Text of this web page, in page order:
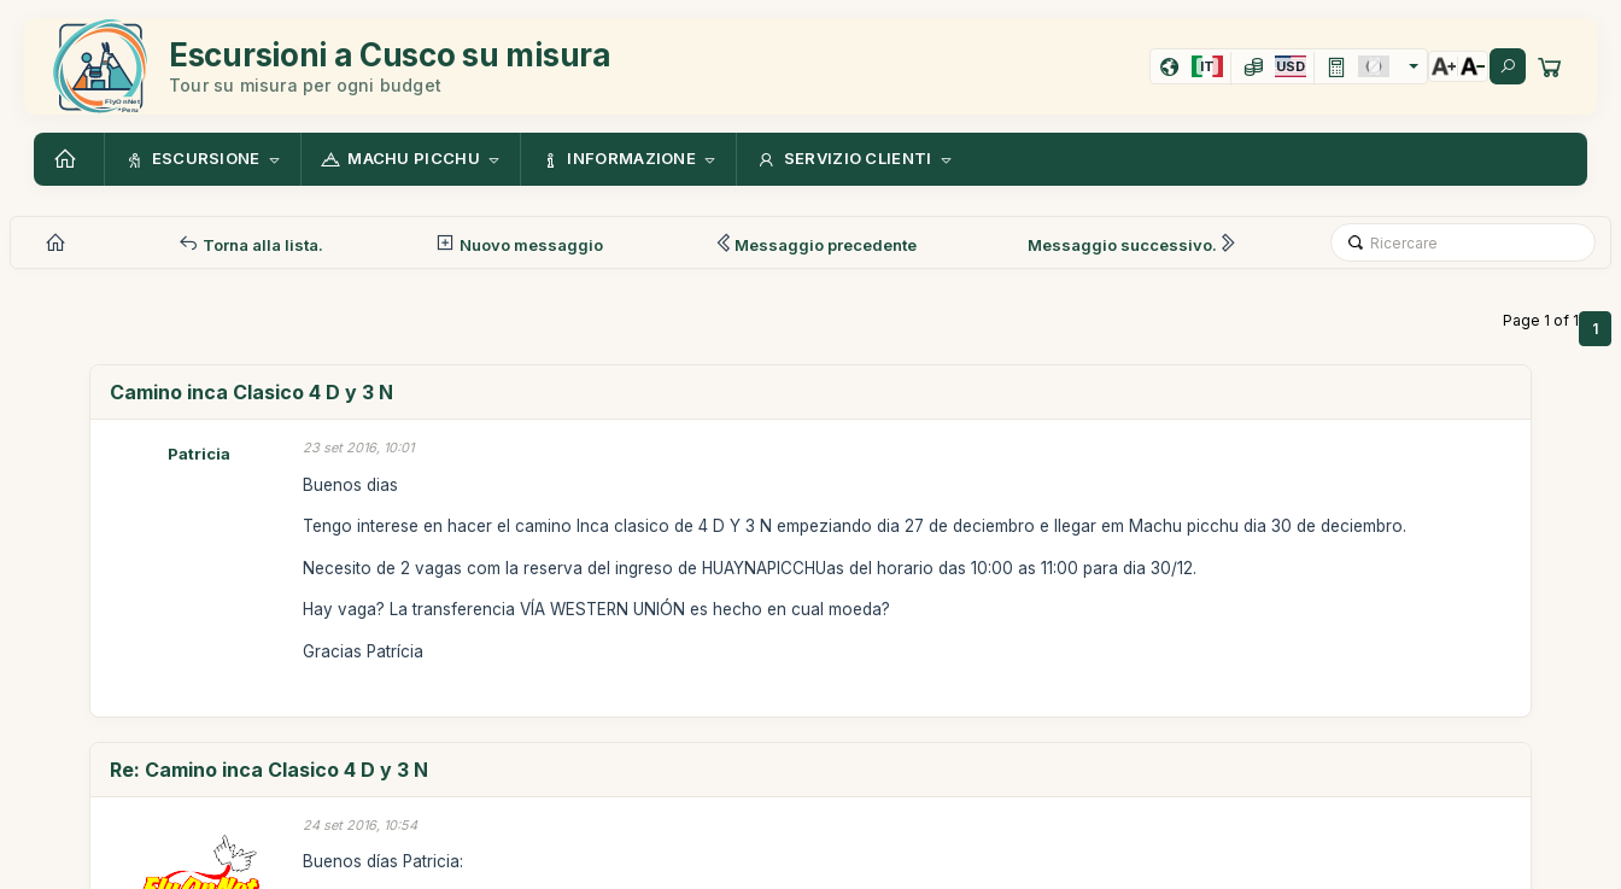
Escursioni a Cusco su misura
Tour su misura per ogni budget
IT USD
ESCURSIONE MACHU PICCHU INFORMAZIONE SERVIZIO CLIENTI
Torna alla lista. Nuovo messaggio Messaggio precedente Messaggio successivo.
Page 1 of 1 1
Camino inca Clasico 4 D y 3 N
Patricia 23 set 2016, 10:01
Buenos dias
Tengo interese en hacer el camino Inca clasico de 4 D Y 3 N empeziando dia 27 de deciembro e llegar em Machu picchu dia 30 de deciembro.
Necesito de 2 vagas com la reserva del ingreso de HUAYNAPICCHUas del horario das 10:00 as 11:00 para dia 30/12.
Hay vaga? La transferencia VÍA WESTERN UNIÓN es hecho en cual moeda?
Gracias Patrícia
Re: Camino inca Clasico 4 D y 3 N
24 set 2016, 10:54
Buenos días Patricia: